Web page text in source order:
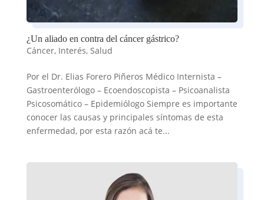
¿Un aliado en contra del cáncer gástrico?
Cáncer, Interés, Salud
Por el Dr. Elias Forero Piñeros Médico Internista –
Gastroenterólogo – Ecoendoscopista – Psicoanalista
Psicosomático – Epidemiólogo Siempre es importante
conocer las causas y principales síntomas de esta
enfermedad, por esta razón acá te...